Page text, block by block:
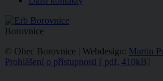
Borovnice
© Obec Borovnice | Webdesign: Martin
Prohlášení o přístupnosti [ pdf, 410kB]